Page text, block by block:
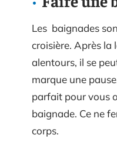
Les baignades
croisière. Après la
alentours, il se
marque une
parfait pour vous
baignade. Ce ne
corps.